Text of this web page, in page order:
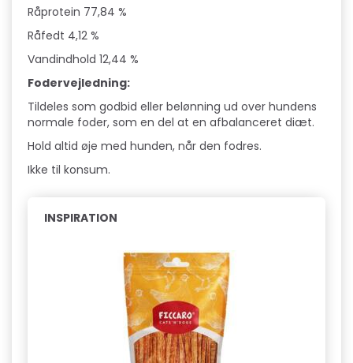
Råprotein 77,84 %
Råfedt 4,12 %
Vandindhold 12,44 %
Fodervejledning:
Tildeles som godbid eller belønning ud over hundens
normale foder, som en del at en afbalanceret diæt.
Hold altid øje med hunden, når den fodres.
Ikke til konsum.
INSPIRATION